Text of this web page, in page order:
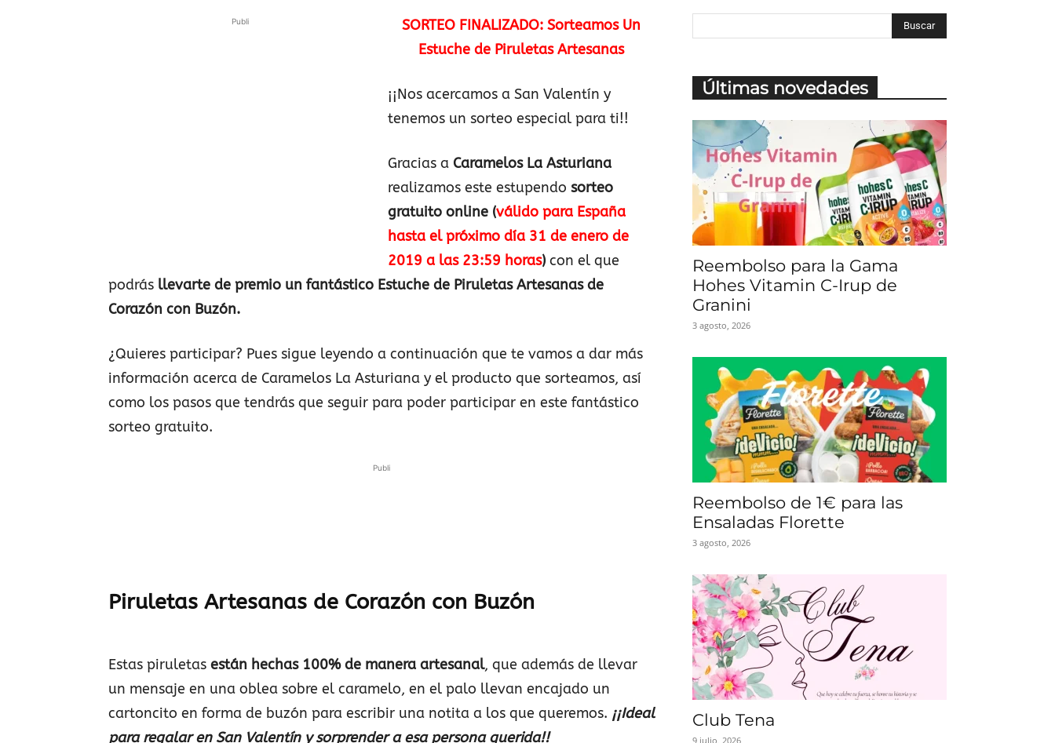
Baratuni
Publi
SORTEO FINALIZADO: Sorteamos Un
Estuche de Piruletas Artesanas
¡¡Nos acercamos a San Valentín y
tenemos un sorteo especial para ti!!
Gracias a Caramelos La Asturiana
realizamos este estupendo sorteo
gratuito online (válido para España
hasta el próximo día 31 de enero de
2019 a las 23:59 horas) con el que
podrás llevarte de premio un fantástico Estuche de Piruletas Artesanas de
Corazón con Buzón.
¿Quieres participar? Pues sigue leyendo a continuación que te vamos a dar más
información acerca de Caramelos La Asturiana y el producto que sorteamos, así
como los pasos que tendrás que seguir para poder participar en este fantástico
sorteo gratuito.
Publi
Piruletas Artesanas de Corazón con Buzón
Estas piruletas están hechas 100% de manera artesanal, que además de llevar
un mensaje en una oblea sobre el caramelo, en el palo llevan encajado un
cartoncito en forma de buzón para escribir una notita a los que queremos. ¡¡Ideal
para regalar en San Valentín y sorprender a esa persona querida!!
Últimas novedades
Reembolso para la Gama
Hohes Vitamin C-Irup de
Granini
3 agosto, 2026
Reembolso de 1€ para las
Ensaladas Florette
3 agosto, 2026
Club Tena
9 julio, 2026